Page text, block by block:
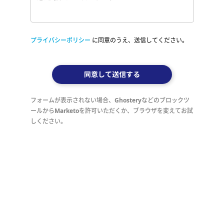
プライバシーポリシー に同意のうえ、送信してください。
同意して送信する
フォームが表示されない場合、Ghosteryなどのブロックツ
ールからMarketoを許可いただくか、ブラウザを変えてお試
しください。